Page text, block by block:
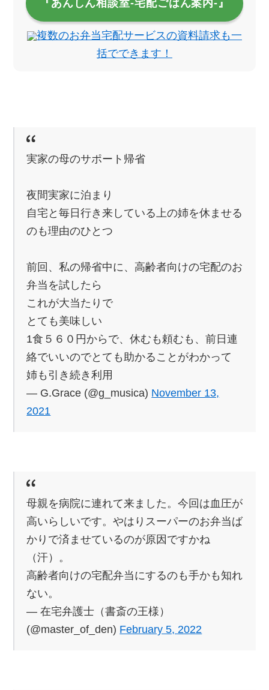
『あんしん相談室‐宅配ごはん案内‐』
複数のお弁当宅配サービスの資料請求も一
括でできます！
実家の母のサポート帰省
夜間実家に泊まり
自宅と毎日行き来している上の姉を休ませる
のも理由のひとつ
前回、私の帰省中に、高齢者向けの宅配のお
弁当を試したら
これが大当たりで
とても美味しい
1食５６０円からで、休むも頼むも、前日連
絡でいいのでとても助かることがわかって
姉も引き続き利用
— G.Grace (@g_musica) November 13,
2021
母親を病院に連れて来ました。今回は血圧が
高いらしいです。やはりスーパーのお弁当ば
かりで済ませているのが原因ですかね
（汗）。
高齢者向けの宅配弁当にするのも手かも知れ
ない。
— 在宅弁護士（書斎の王様）
(@master_of_den) February 5, 2022